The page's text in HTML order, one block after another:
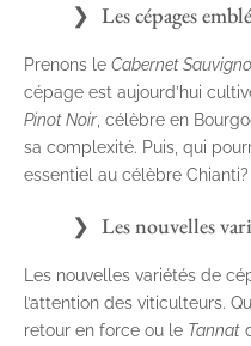
Les cépages
Prenons le Cabernet
cépage est aujourd’hui
Pinot Noir, célèbre en
sa complexité. Puis, qui
essentiel au célèbre Chianti?
Les nouvelles
Les nouvelles variétés de
l’attention des viticulteurs.
retour en force ou le Tannat